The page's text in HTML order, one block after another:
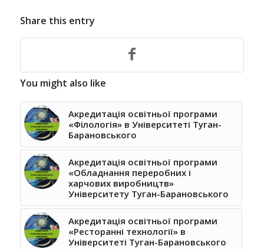
Share this entry
You might also like
Акредитація освітньої програми
«Філологія» в Університеті Туган-
Барановського
Акредитація освітньої програми
«Обладнання переробних і
харчових виробництв»
Університету Туган-Барановського
Акредитація освітньої програми
«Ресторанні технології» в
Університеті Туган-Барановського